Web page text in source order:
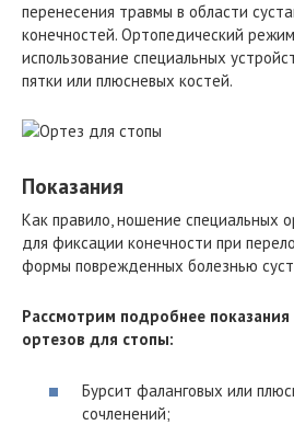
перенесения травмы в области
конечностей. Ортопедический
использование специальных
пятки или плюсневых костей.
Показания
Как правило, ношение специальных
для фиксации конечности при
формы поврежденных болезнью
Рассмотрим подробнее
ортезов для стопы:
Бурсит фаланговых или
сочленений;